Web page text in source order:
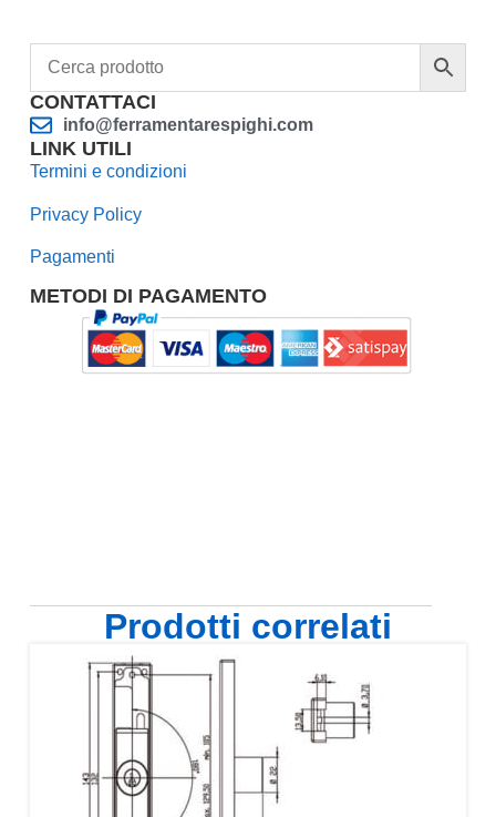
CONTATTACI
info@ferramentarespighi.com
LINK UTILI
Termini e condizioni
Privacy Policy
Pagamenti
METODI DI PAGAMENTO
Prodotti correlati